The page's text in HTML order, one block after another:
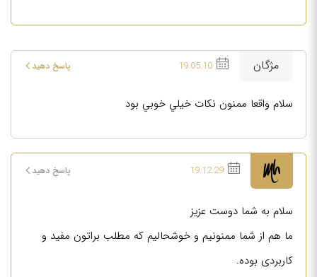
مژگان 19.05.10 پاسخ دهید
سلام واقعا ممنون نكات خيلي خوبي بود
19.12.29 پاسخ دهید
سلام به شما دوست عزیز
ما هم از شما ممنونیم و خوشحالیم که مطلب براتون مفید و
کاربردی بوده.